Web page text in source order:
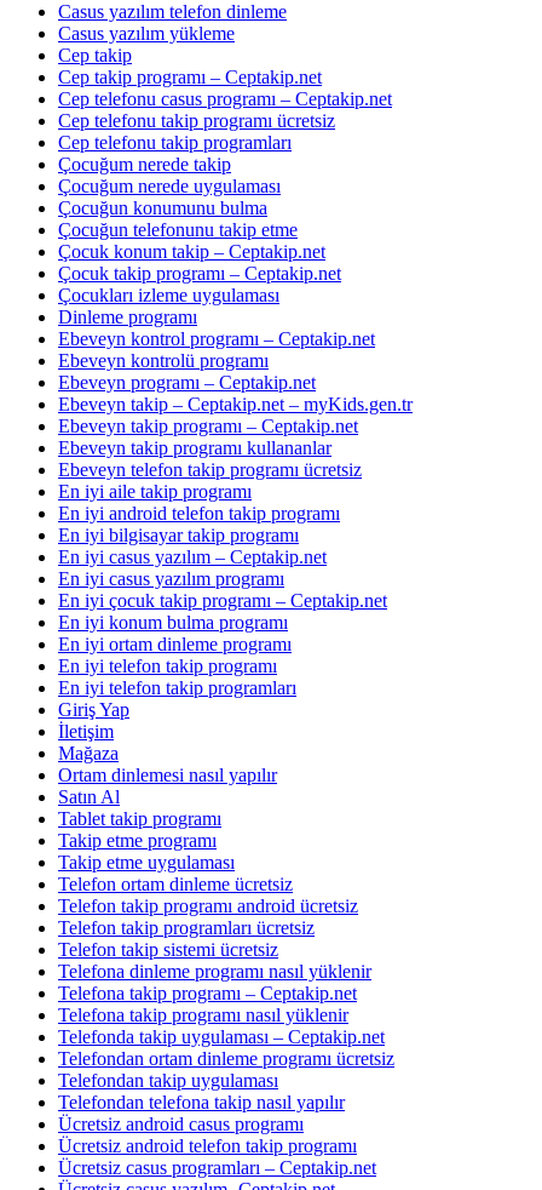
Casus yazılım telefon dinleme
Casus yazılım yükleme
Cep takip
Cep takip programı – Ceptakip.net
Cep telefonu casus programı – Ceptakip.net
Cep telefonu takip programı ücretsiz
Cep telefonu takip programları
Çocuğum nerede takip
Çocuğum nerede uygulaması
Çocuğun konumunu bulma
Çocuğun telefonunu takip etme
Çocuk konum takip – Ceptakip.net
Çocuk takip programı – Ceptakip.net
Çocukları izleme uygulaması
Dinleme programı
Ebeveyn kontrol programı – Ceptakip.net
Ebeveyn kontrolü programı
Ebeveyn programı – Ceptakip.net
Ebeveyn takip – Ceptakip.net – myKids.gen.tr
Ebeveyn takip programı – Ceptakip.net
Ebeveyn takip programı kullananlar
Ebeveyn telefon takip programı ücretsiz
En iyi aile takip programı
En iyi android telefon takip programı
En iyi bilgisayar takip programı
En iyi casus yazılım – Ceptakip.net
En iyi casus yazılım programı
En iyi çocuk takip programı – Ceptakip.net
En iyi konum bulma programı
En iyi ortam dinleme programı
En iyi telefon takip programı
En iyi telefon takip programları
Giriş Yap
İletişim
Mağaza
Ortam dinlemesi nasıl yapılır
Satın Al
Tablet takip programı
Takip etme programı
Takip etme uygulaması
Telefon ortam dinleme ücretsiz
Telefon takip programı android ücretsiz
Telefon takip programları ücretsiz
Telefon takip sistemi ücretsiz
Telefona dinleme programı nasıl yüklenir
Telefona takip programı – Ceptakip.net
Telefona takip programı nasıl yüklenir
Telefonda takip uygulaması – Ceptakip.net
Telefondan ortam dinleme programı ücretsiz
Telefondan takip uygulaması
Telefondan telefona takip nasıl yapılır
Ücretsiz android casus programı
Ücretsiz android telefon takip programı
Ücretsiz casus programları – Ceptakip.net